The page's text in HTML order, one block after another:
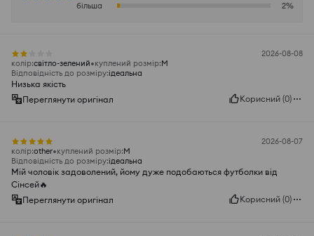
більша
2%
2026-08-08
колір:світло-зелений куплений розмір:M
Відповідність до розміру:ідеальна
Низька якість
Переглянути оригінал
Корисний (0)
2026-08-07
колір:other куплений розмір:M
Відповідність до розміру:ідеальна
Мій чоловік задоволений, йому дуже подобаються футболки від
Сінсей🔥
Переглянути оригінал
Корисний (0)